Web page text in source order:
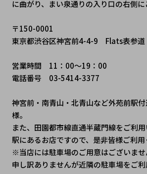
に曲がり、まい泉通りの入り口の右側に
〒150-0001
東京都渋谷区神宮前4-4-9　Flats表参道
営業時間　11：00～19：00
電話番号　03-5414-3377
神宮前・南青山・北青山など外苑前駅
様。
また、田園都市線直通半蔵門線をご利
駅にあるお店ですので、是非皆様ご利用
※当店には駐車場のご用意はございませ
申し訳ありませんが近隣の駐車場をご利